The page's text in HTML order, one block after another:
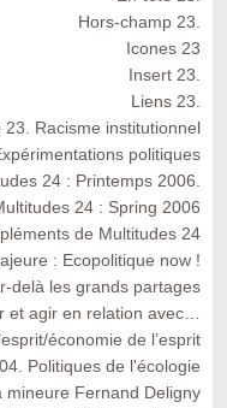
Hors-champ 23.
Icones 23
Insert 23.
Liens 23.
23. Racisme institutionnel
politiques
24 : Printemps 2006.
24 : Spring 2006
de Multitudes 24
: Ecopolitique now !
delà les grands partages
et agir en relation avec…
économie de l’esprit
04. Politiques de l'écologie
mineure Fernand Deligny